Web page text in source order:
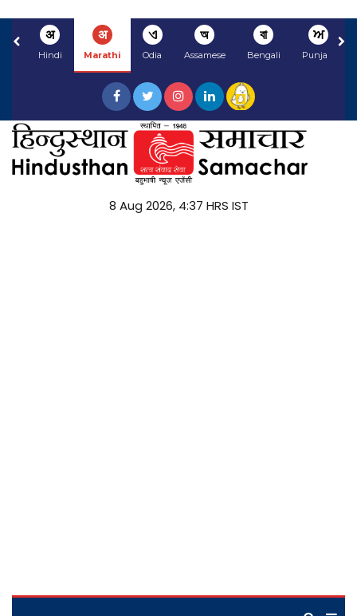
अ
Hindi
अ
Marathi
ଏ
Odia
অ
Assamese
বা
Bengali
ਅ
Punjabi
8 Aug 2026, 4:37 HRS IST